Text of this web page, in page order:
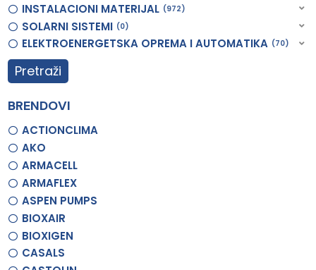
INSTALACIONI MATERIJAL 972
SOLARNI SISTEMI 0
ELEKTROENERGETSKA OPREMA I AUTOMATIKA 70
Pretraži
BRENDOVI
ACTIONCLIMA
AKO
ARMACELL
ARMAFLEX
ASPEN PUMPS
BIOXAIR
BIOXIGEN
CASALS